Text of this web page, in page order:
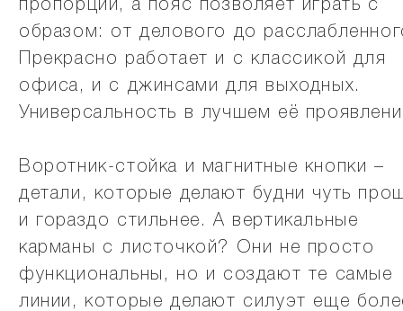
пропорции, а пояс позволяет играть с
образом: от делового до
Прекрасно работает и с классикой для
офиса, и с джинсами для выходных.
Универсальность в лучшем её
Воротник-стойка и магнитные кнопки –
детали, которые делают будни чуть
и гораздо стильнее. А вертикальные
карманы с листочкой? Они не просто
функциональны, но и создают те самые
линии, которые делают силуэт еще